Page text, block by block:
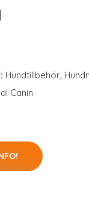
Hundtillbehör,
Canin